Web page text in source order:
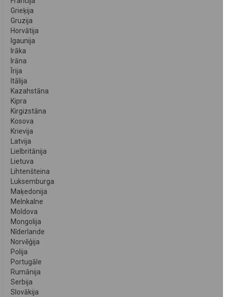
Grieķija
Gruzija
Horvātija
Igaunija
Irāka
Irāna
Īrija
Itālija
Kazahstāna
Kipra
Kirgizstāna
Kosova
Krievija
Latvija
Lielbritānija
Lietuva
Lihtenšteina
Luksemburga
Maķedonija
Melnkalne
Moldova
Mongolija
Nīderlande
Norvēģija
Polija
Portugāle
Rumānija
Serbija
Slovākija